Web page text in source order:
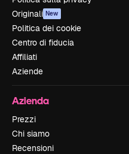
Originali New
Politica dei cookie
Centro di fiducia
Affiliati
Aziende
Azienda
Prezzi
Chi siamo
Recensioni